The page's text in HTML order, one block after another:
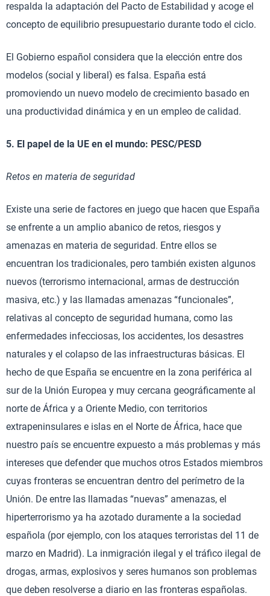
respalda la adaptación del Pacto de Estabilidad y acoge el
concepto de equilibrio presupuestario durante todo el ciclo.
El Gobierno español considera que la elección entre dos
modelos (social y liberal) es falsa. España está
promoviendo un nuevo modelo de crecimiento basado en
una productividad dinámica y en un empleo de calidad.
5. El papel de la UE en el mundo: PESC/PESD
Retos en materia de seguridad
Existe una serie de factores en juego que hacen que España
se enfrente a un amplio abanico de retos, riesgos y
amenazas en materia de seguridad. Entre ellos se
encuentran los tradicionales, pero también existen algunos
nuevos (terrorismo internacional, armas de destrucción
masiva, etc.) y las llamadas amenazas “funcionales”,
relativas al concepto de seguridad humana, como las
enfermedades infecciosas, los accidentes, los desastres
naturales y el colapso de las infraestructuras básicas. El
hecho de que España se encuentre en la zona periférica al
sur de la Unión Europea y muy cercana geográficamente al
norte de África y a Oriente Medio, con territorios
extrapeninsulares e islas en el Norte de África, hace que
nuestro país se encuentre expuesto a más problemas y más
intereses que defender que muchos otros Estados miembros
cuyas fronteras se encuentran dentro del perímetro de la
Unión. De entre las llamadas “nuevas” amenazas, el
hiperterrorismo ya ha azotado duramente a la sociedad
española (por ejemplo, con los ataques terroristas del 11 de
marzo en Madrid). La inmigración ilegal y el tráfico ilegal de
drogas, armas, explosivos y seres humanos son problemas
que deben resolverse a diario en las fronteras españolas.